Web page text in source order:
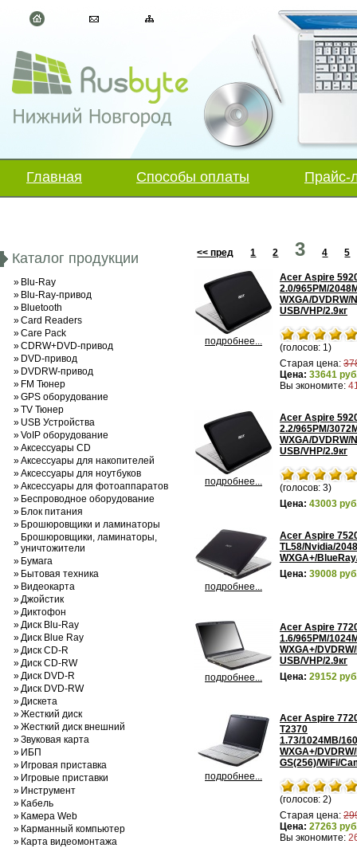
Главная Способы оплаты Прайс-
Каталог продукции
» Blu-Ray
» Blu-Ray-привод
» Bluetooth
»Card Readers
»Care Pack
»CDRW+DVD-привод
» DVD-привод
» DVDRW-привод
» FM Тюнер
»GPS оборудование
»TV Тюнер
» USB Устройства
»VoIP оборудование
»Аксессуары CD
»Аксессуары для накопителей
»Аксессуары для ноутбуков
»Аксессуары для фотоаппаратов
» Беспроводное оборудование
» Блок питания
» Брошюровщики и ламинаторы
» Брошюровщики, ламинаторы,
уничтожители
» Бумага
» Бытовая техника
» Видеокарта
»Джойстик
»Диктофон
»Диск Blu-Ray
»Диск Blue Ray
»Диск CD-R
»Диск CD-RW
»Диск DVD-R
»Диск DVD-RW
»Дискета
»Жесткий диск
»Жесткий диск внешний
»Звуковая карта
» ИБП
» Игровая приставка
» Игровые приставки
» Инструмент
» Кабель
» Камера Web
» Карманный компьютер
» Карта видеомонтажа
<< пред 1 2 3 4 5
подробнее...
Acer Aspire
2.0/965PM/
WXGA/DVDRW/
USB/VHP/2.9кг
(голосов: 1)
Старая цена:
Цена: 33641
Вы экономите:
подробнее...
Acer Aspire
2.2/965PM/
WXGA/DVDRW/
USB/VHP/2.9кг
(голосов: 3)
Цена: 43003
подробнее...
Acer Aspire
TL58/Nvidia/
WXGA+/
Цена: 39008
подробнее...
Acer Aspire
1.6/965PM/
WXGA+/
USB/VHP/2.9кг
Цена: 29152
подробнее...
Acer Aspire
T2370
1.73/1024MB/
WXGA+/
GS(256)/WiFi/
(голосов: 2)
Старая цена:
Цена: 27263
Вы экономите: